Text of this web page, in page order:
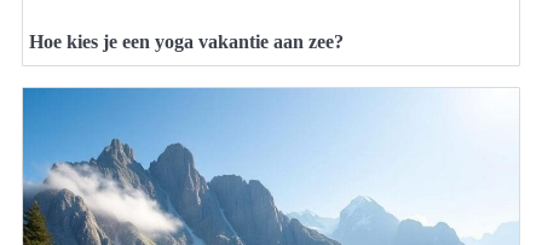
Hoe kies je een yoga vakantie aan zee?